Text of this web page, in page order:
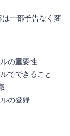
一部予告なく変
重要性
きること
登録